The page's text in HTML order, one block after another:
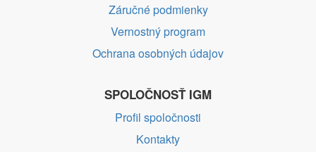
Záručné podmienky
Vernostný program
Ochrana osobných údajov
SPOLOČNOSŤ IGM
Profil spoločnosti
Kontakty